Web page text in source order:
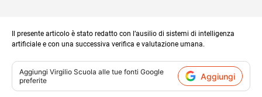
Il presente articolo è stato redatto con l’ausilio di sistemi di intelligenza
artificiale e con una successiva verifica e valutazione umana.
Aggiungi Virgilio Scuola alle tue fonti Google
preferite
Aggiungi